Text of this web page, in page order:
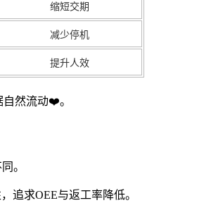
缩短交期
减少停机
提升人效
然流动❤️。
。
追求OEE与返工率降低。